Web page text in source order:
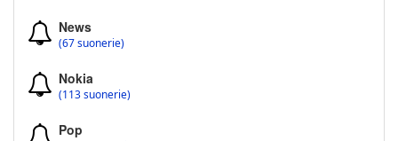
News
(67 suonerie)
Nokia
(113 suonerie)
Pop